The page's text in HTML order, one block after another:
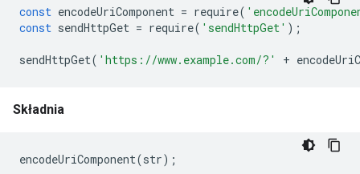
const encodeUriComponent = require(
const sendHttpGet = require( 'sendHttpGet' );
sendHttpGet( 'https://www.example.com/?' +
Składnia
encodeUriComponent(str);